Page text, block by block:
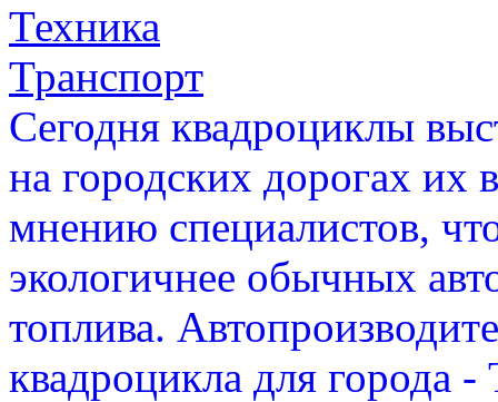
Техника
Транспорт
Сегодня квадроциклы
на городских дорогах их
мнению специалистов,
экологичнее обычных
топлива.
квадроцикла для города